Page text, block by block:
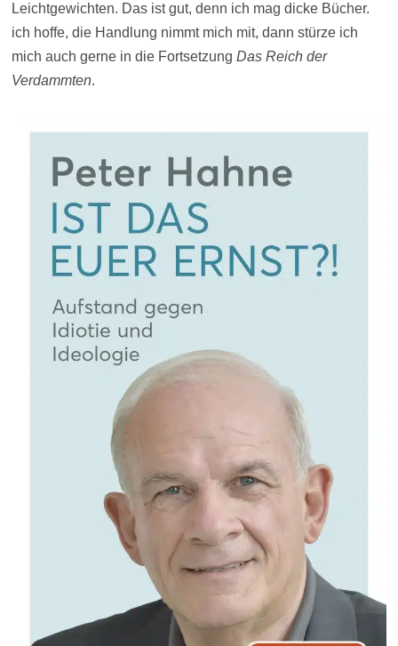
Leichtgewichten. Das ist gut, denn ich mag dicke Bücher.
ich hoffe, die Handlung nimmt mich mit, dann stürze ich
mich auch gerne in die Fortsetzung Das Reich der
Verdammten.